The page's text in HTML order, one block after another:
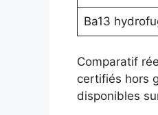
Ba13
Comparatif
certifiés hors
disponibles